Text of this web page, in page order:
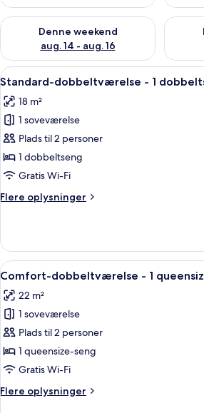
Denne weekend
aug. 14 - aug. 16
Tjek tilgængelighed for denne weekend
Tjek
Indlæs
alle
billeder
af
Standard-
dobbeltværelse
-
dobbeltseng
Et
6
Standard-dobbeltværelse - 1
18 m²
1 soveværelse
Plads til 2 personer
1 dobbeltseng
Gratis Wi-Fi
Flere oplysninger
Flere
dobbeltværelse
1
Indlæs
alle
billeder
af
Comfort-
dobbeltværelse
-
queensize-
Et
17
Comfort-dobbeltværelse - 1
22 m²
1 soveværelse
Plads til 2 personer
1 queensize-seng
Gratis Wi-Fi
Flere oplysninger
Flere